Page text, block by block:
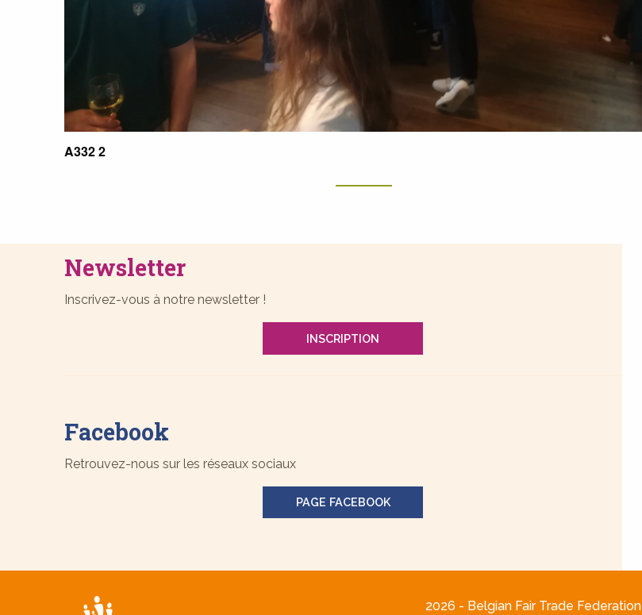
A332 2
Newsletter
Inscrivez-vous à notre newsletter !
INSCRIPTION
Facebook
Retrouvez-nous sur les réseaux sociaux
PAGE FACEBOOK
2026 - Belgian Fair Trade Federation